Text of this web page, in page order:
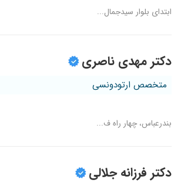
ابتدای بلوار سیدجمال...
دکتر مهدی ناصری
متخصص ارتودونسی
بندرعباس، چهار راه ف...
دکتر فرزانه جلالی